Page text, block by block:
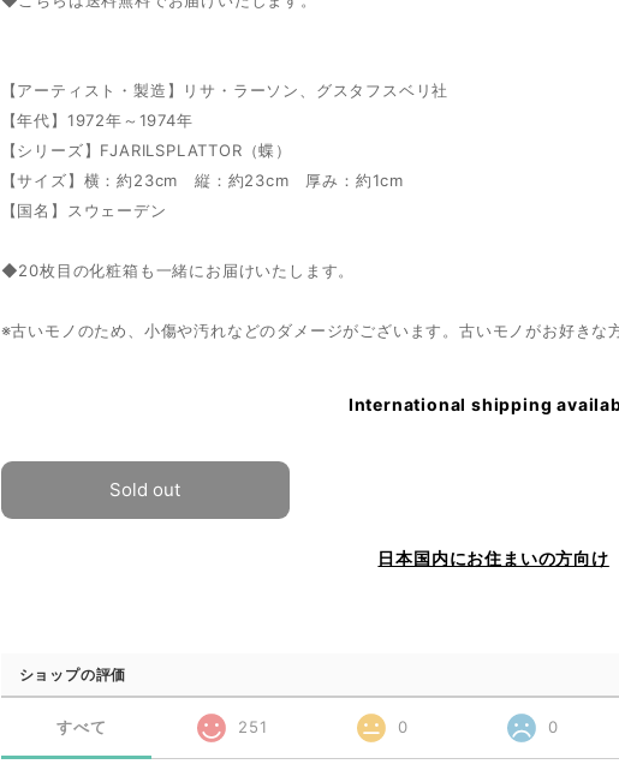
【アーティスト・製造】リサ・ラーソン、グスタフスベリ社
【年代】1972年～1974年
【シリーズ】FJARILSPLATTOR（蝶）
【サイズ】横：約23cm 縦：約23cm 厚み：約1cm
【国名】スウェーデン
◆20枚目の化粧箱も一緒にお届けいたします。
※古いモノのため、小傷や汚れなどのダメージがございます。古いモノがお好きな
International shipping
Sold out
日本国内にお住まいの方向け
ショップの評価
すべて 251 0 0